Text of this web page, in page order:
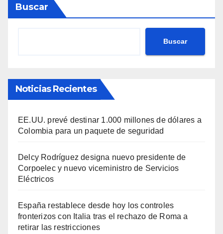
Buscar
Buscar
Noticias Recientes
EE.UU. prevé destinar 1.000 millones de dólares a
Colombia para un paquete de seguridad
Delcy Rodríguez designa nuevo presidente de
Corpoelec y nuevo viceministro de Servicios
Eléctricos
España restablece desde hoy los controles
fronterizos con Italia tras el rechazo de Roma a
retirar las restricciones